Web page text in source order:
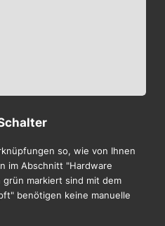
so, wie von Ihnen
im Abschnitt "Hardware
grün markiert sind mit dem
benötigen keine manuelle